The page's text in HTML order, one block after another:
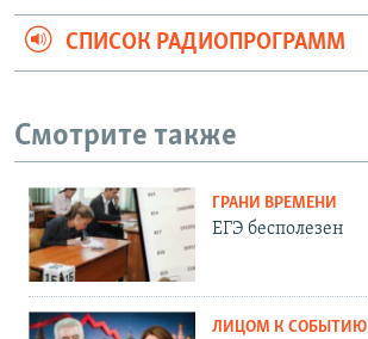
СПИСОК РАДИОПРОГРАММ
Смотрите также
ГРАНИ ВРЕМЕНИ
ЕГЭ бесполезен
ЛИЦОМ К СОБЫТИЮ